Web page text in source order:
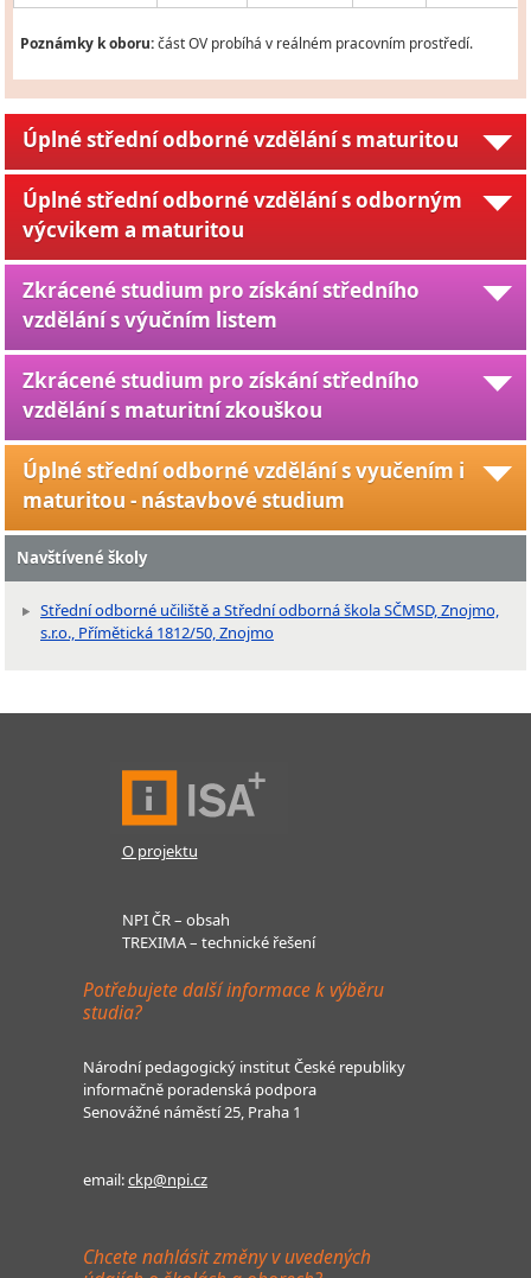
Poznámky k oboru:část OV probíhá v reálném pracovním prostředí.
Úplné střední odborné vzdělání s maturitou
Úplné střední odborné vzdělání s odborným
výcvikem a maturitou
Zkrácené studium pro získání středního
vzdělání s výučním listem
Zkrácené studium pro získání středního
vzdělání s maturitní zkouškou
Úplné střední odborné vzdělání s vyučením i
maturitou - nástavbové studium
Navštívené školy
Střední odborné učiliště a Střední odborná škola SČMSD, Znojmo,
s.r.o., Přímětická 1812/50, Znojmo
O projektu
NPI ČR – obsah
TREXIMA – technické řešení
Potřebujete další informace k výběru
studia?
Národní pedagogický institut České republiky
informačně poradenská podpora
Senovážné náměstí 25, Praha 1
email:ckp@npi.cz
Chcete nahlásit změny v uvedených